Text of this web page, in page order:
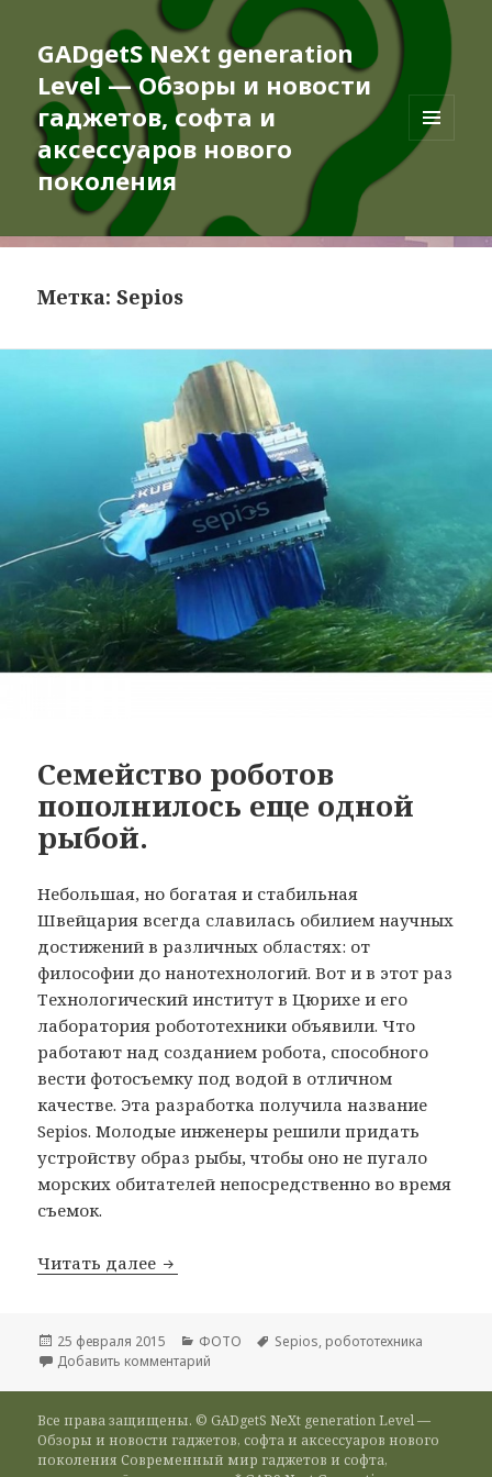
GADgetS NeXt generation
Level — Обзоры и новости
гаджетов, софта и
аксессуаров нового
поколения
МЕНЮ
Метка:Sepios
Семейство роботов
пополнилось еще одной
рыбой.
Небольшая, но богатая и стабильная
Швейцария всегда славилась обилием научных
достижений в различных областях: от
философии до нанотехнологий. Вот и в этот раз
Технологический институт в Цюрихе и его
лаборатория робототехники объявили. Что
работают над созданием робота, способного
вести фотосъемку под водой в отличном
качестве. Эта разработка получила название
Sepios. Молодые инженеры решили придать
устройству образ рыбы, чтобы оно не пугало
морских обитателей непосредственно во время
съемок.
Читать далее Семейство роботов пополнилось еще
Опубликовано
25 февраля 2015 Рубрики
ФОТО Метки
Sepios, робототехника
Добавить комментарий
Все права защищены. © GADgetS NeXt generation Level —
Обзоры и новости гаджетов, софта и аксессуаров нового
поколения Современный мир гаджетов и софта,